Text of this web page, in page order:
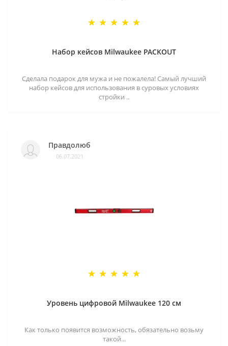
Набор кейсов Milwaukee PACKOUT
Сделала подарок для мужа и не пожалела! Самый лучший
набор кейсов для использования в суровых условиях
стройки ..
Правдолюб
06.07.2021
Уровень цифровой Milwaukee 120 см
Как только появится возможность, обязательно возьму
такой...